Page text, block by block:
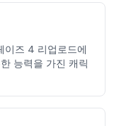
이즈 4 리업로드에
능력을 가진 캐릭